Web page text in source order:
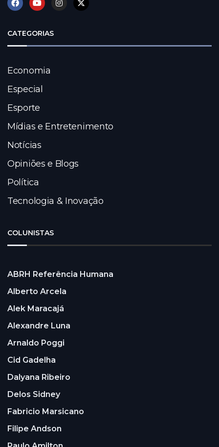
CATEGORIAS
Economia
Especial
Esporte
Mídias e Entretenimento
Notícias
Opiniões e Blogs
Política
Tecnologia & Inovação
COLUNISTAS
ABRH Referência Humana
Alberto Arcela
Alek Maracajá
Alexandre Luna
Arnaldo Poggi
Cid Gadelha
Dalyana Ribeiro
Delos Sidney
Fabricio Marsicano
Filipe Andson